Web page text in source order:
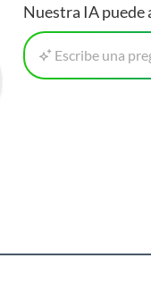
Nuestra IA puede
Escribe una